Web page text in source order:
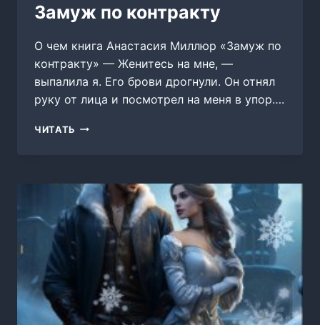
Замуж по контракту
О чем книга Анастасия Миллюр «Замуж по
контракту» — Женитесь на мне, —
выпалила я. Его брови дрогнули. Он отнял
руку от лица и посмотрел на меня в упор….
ЧИТАТЬ ЗАМУЖ